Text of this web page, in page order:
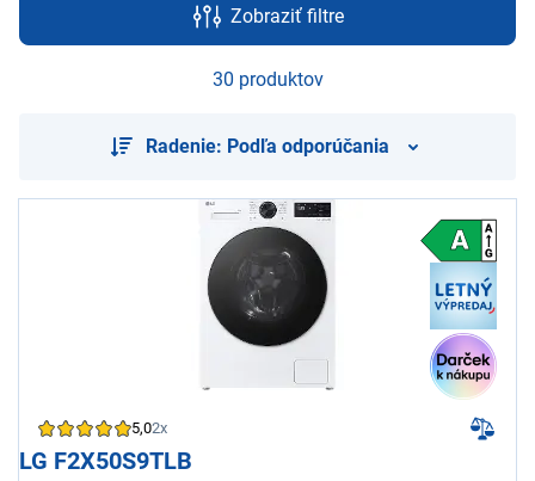
Zobraziť filtre
30 produktov
Radenie: Podľa odporúčania
5,02x
LG F2X50S9TLB